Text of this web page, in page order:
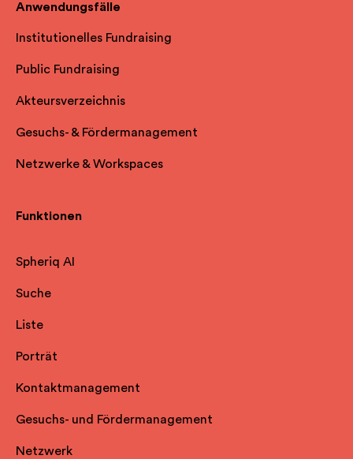
Anwendungsfälle
Institutionelles Fundraising
Public Fundraising
Akteursverzeichnis
Gesuchs- & Fördermanagement
Netzwerke & Workspaces
Funktionen
Spheriq AI
Suche
Liste
Porträt
Kontaktmanagement
Gesuchs- und Fördermanagement
Netzwerk